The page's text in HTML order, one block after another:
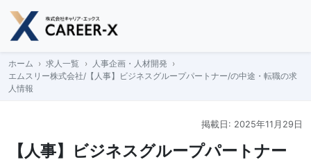
Skip
content
ホーム 求人一覧
人事企画・人材開発
エムスリー株式会社/【人事】ビジネスグループパートナー/の中途・転職の求
人情報
掲載日: 2025年11月29日
【人事】ビジネスグループパートナー